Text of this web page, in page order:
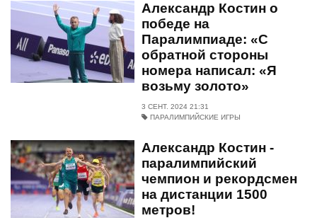
Александр Костин о
победе на
Паралимпиаде: «С
обратной стороны
номера написал: «Я
возьму золото»
3 СЕНТ. 2024 21:31
ПАРАЛИМПИЙСКИЕ ИГРЫ
Александр Костин -
паралимпийский
чемпион и рекордсмен
на дистанции 1500
метров!